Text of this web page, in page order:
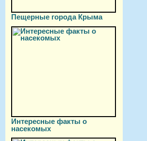
Пещерные города Крыма
Интересные факты о
насекомых